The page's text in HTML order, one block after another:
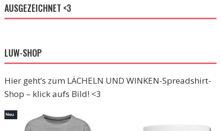
AUSGEZEICHNET <3
LUW-SHOP
Hier geht’s zum LÄCHELN UND WINKEN-Spreadshirt-
Shop – klick aufs Bild! <3